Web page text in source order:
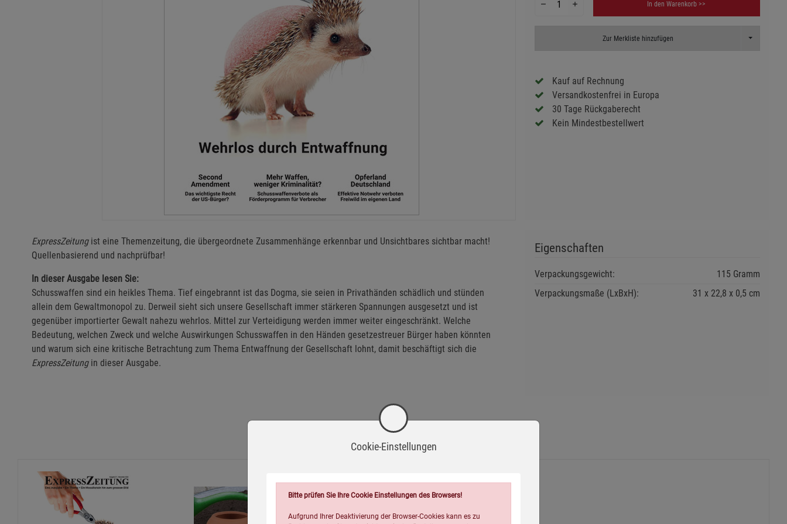
In den Warenkorb >>
Zur Merkliste hinzufügen Toggle
Kauf auf Rechnung
Versandkostenfrei in Europa
30 Tage Rückgaberecht
Kein Mindestbestellwert
ExpressZeitungist eine Themenzeitung, die übergeordnete Zusammenhänge erkennbar und Unsichtbares sichtbar macht!
Quellenbasierend und nachprüfbar!
In dieser Ausgabe lesen Sie:
Schusswaffen sind ein heikles Thema. Tief eingebrannt ist das Dogma, sie seien in Privathänden schädlich und stünden
allein dem Gewaltmonopol zu. Derweil sieht sich unsere Gesellschaft immer stärkeren Spannungen ausgesetzt und ist
gegenüber importierter Gewalt nahezu wehrlos. Mittel zur Verteidigung werden immer weiter eingeschränkt. Welche
Bedeutung, welchen Zweck und welche Auswirkungen Schusswaffen in den Händen gesetzestreuer Bürger haben könnten
und warum sich eine kritische Betrachtung zum Thema Entwaffnung der Gesellschaft lohnt, damit beschäftigt sich die
ExpressZeitungin dieser Ausgabe.
Eigenschaften
Verpackungsgewicht:
115 Gramm
Verpackungsmaße (LxBxH):
31 22,8 0,5 cm
Wird oft zusammen bestellt:
Cookie-Einstellungen
Bitte prüfen Sie Ihre Cookie Einstellungen des Browsers!
Aufgrund Ihrer Deaktivierung der Browser-Cookies kann es zu